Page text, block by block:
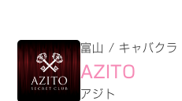
富山 / キャバクラ
AZITO
アジト